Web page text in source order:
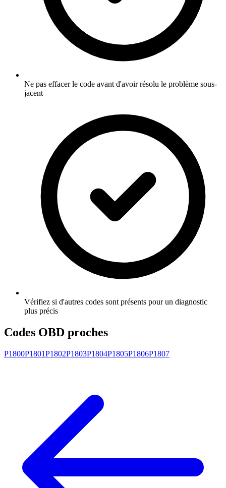
Ne pas effacer le code avant d'avoir résolu le problème sous-
jacent
Vérifiez si d'autres codes sont présents pour un diagnostic
plus précis
Codes OBD proches
P1800P1801P1802P1803P1804P1805P1806P1807